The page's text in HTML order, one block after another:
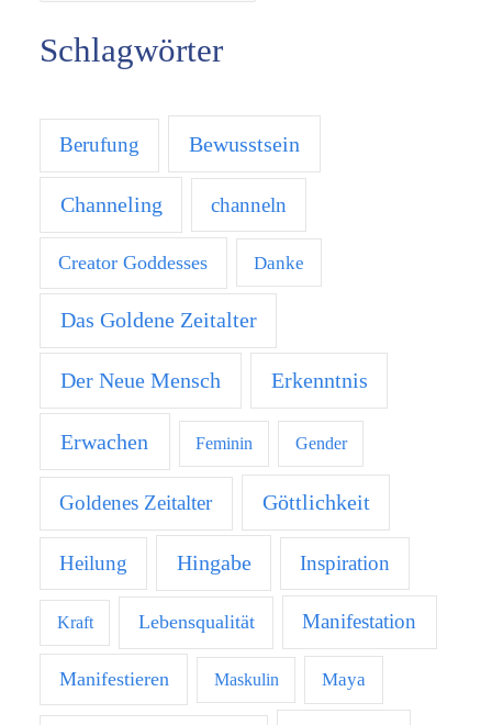
Schlagwörter
Berufung Bewusstsein
Channeling channeln
Creator Goddesses Danke
Das Goldene Zeitalter
Der Neue Mensch Erkenntnis
Erwachen Feminin Gender
Goldenes Zeitalter Göttlichkeit
Heilung Hingabe Inspiration
Kraft Lebensqualität Manifestation
Manifestieren Maskulin Maya